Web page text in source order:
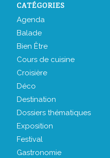
CATÉGORIES
Agenda
Balade
Bien Être
Cours de cuisine
Croisière
Déco
Destination
Dossiers thématiques
Exposition
Festival
Gastronomie